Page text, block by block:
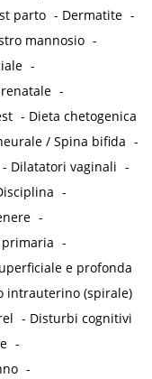
parto - Dermatite -
mannosio -
-
-
- Dieta chetogenica
/ Spina bifida -
- Dilatatori vaginali -
-
-
-
e profonda
intrauterino (spirale)
- Disturbi cognitivi
-
-